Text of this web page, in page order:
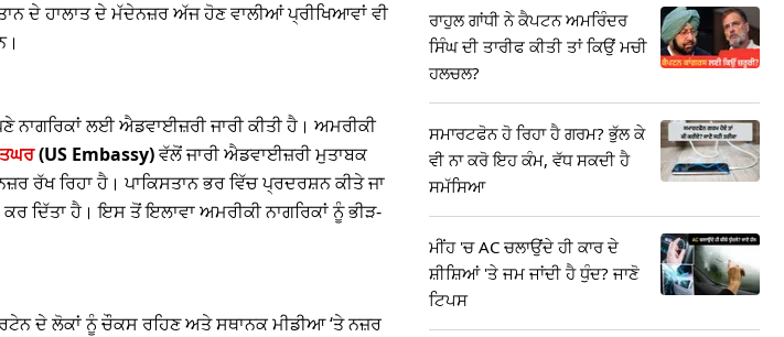
ਦੇ ਹਾਲਾਤ ਦੇ ਮੱਦੇਨਜ਼ਰ ਅੱਜ ਹੋਣ ਵਾਲੀਆਂ ਪ੍ਰੀਖਿਆਵਾਂ ਵੀ
ਨਾਗਰਿਕਾਂ ਲਈ ਐਡਵਾਈਜ਼ਰੀ ਜਾਰੀ ਕੀਤੀ ਹੈ। ਅਮਰੀਕੀ
(US Embassy)ਵੱਲੋਂ ਜਾਰੀ ਐਡਵਾਈਜ਼ਰੀ ਮੁਤਾਬਕ
ਰੱਖ ਰਿਹਾ ਹੈ। ਪਾਕਿਸਤਾਨ ਭਰ ਵਿੱਚ ਪ੍ਰਦਰਸ਼ਨ ਕੀਤੇ ਜਾ
ਦਿੱਤਾ ਹੈ। ਇਸ ਤੋਂ ਇਲਾਵਾ ਅਮਰੀਕੀ ਨਾਗਰਿਕਾਂ ਨੂੰ ਭੀੜ-
ਦੇ ਲੋਕਾਂ ਨੂੰ ਚੌਕਸ ਰਹਿਣ ਅਤੇ ਸਥਾਨਕ ਮੀਡੀਆ ‘ਤੇ ਨਜ਼ਰ
ਰਾਹੁਲ ਗਾਂਧੀ ਨੇ ਕੈਪਟਨ ਅਮਰਿੰਦਰ
ਸਿੰਘ ਦੀ ਤਾਰੀਫ ਕੀਤੀ ਤਾਂ ਕਿਉਂ ਮਚੀ
ਹਲਚਲ?
ਸਮਾਰਟਫੋਨ ਹੋ ਰਿਹਾ ਹੈ ਗਰਮ? ਭੁੱਲ ਕੇ
ਵੀ ਨਾ ਕਰੋ ਇਹ ਕੰਮ, ਵੱਧ ਸਕਦੀ ਹੈ
ਸਮੱਸਿਆ
ਮੀਂਹ 'ਚ AC ਚਲਾਉਂਦੇ ਹੀ ਕਾਰ ਦੇ
ਸ਼ੀਸ਼ਿਆਂ 'ਤੇ ਜਮ ਜਾਂਦੀ ਹੈ ਧੁੰਦ? ਜਾਣੋ
ਟਿਪਸ